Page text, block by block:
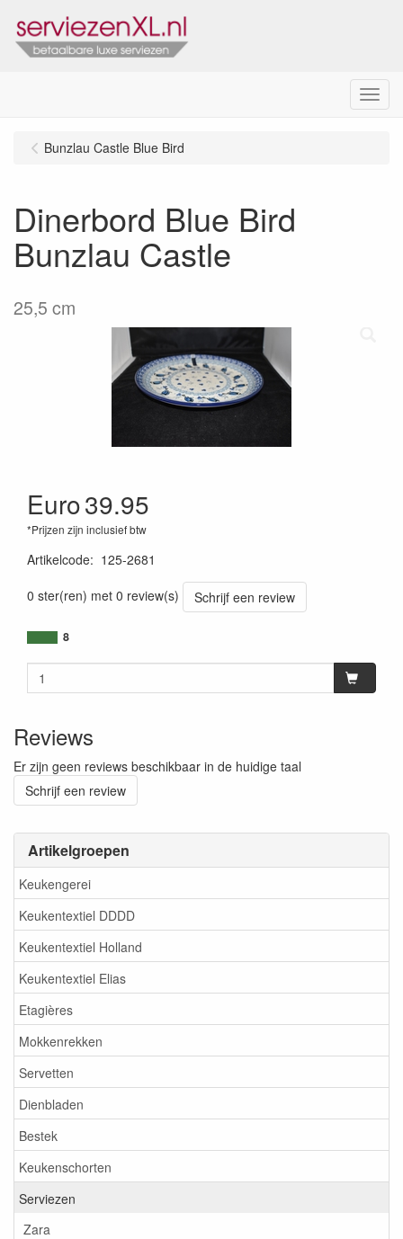
Menu
Artikelgroepen
Keukengerei
Keukentextiel DDDD
Keukentextiel Holland
Keukentextiel Elias
Etagières
Mokkenrekken
Servetten
Dienbladen
Bestek
Keukenschorten
Serviezen
Zara
Bunzlau Castle Blue Bird
Dinerbord Blue Bird
Bunzlau Castle
25,5 cm
Euro39.95
*Prijzen zijn inclusief btw
Artikelcode: 125-2681
0 ster(ren) met 0 review(s)
Schrijf een review
8
Reviews
Er zijn geen reviews beschikbaar in de huidige taal
Schrijf een review